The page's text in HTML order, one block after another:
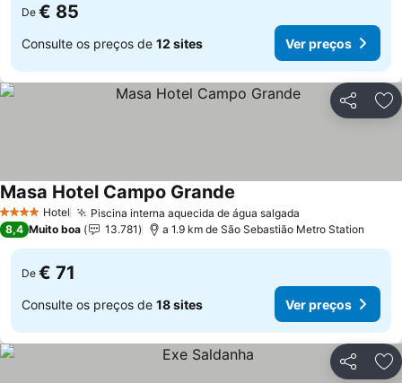
De € 85
Consulte os preços de 12 sites Ver preços
Partilhar
4 EstrelasHotel Piscina interna aquecida de água salgada
Masa Hotel Campo Grande
8,4 Muito boa 13.781 a 1.9 km de São Sebastião Metro Station
De € 71
Consulte os preços de 18 sites Ver preços
Partilhar